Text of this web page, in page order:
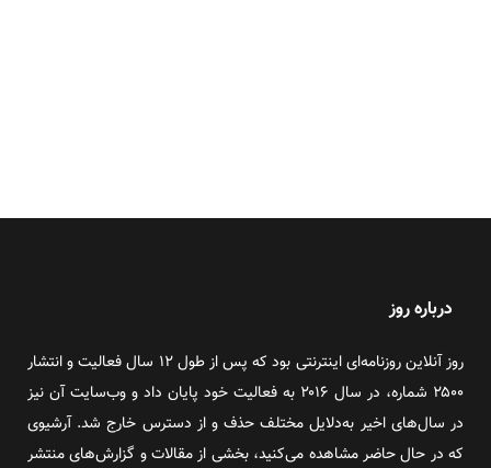
درباره روز
روز آنلاین روزنامه‌ای اینترنتی بود که پس از طول ۱۲ سال فعالیت و انتشار
۲۵۰۰ شماره، در سال ۲۰۱۶ به فعالیت خود پایان داد و وب‌سایت آن نیز
در سال‌های اخیر به‌دلایل مختلف حذف و از دسترس خارج شد. آرشیوی
که در حال حاضر مشاهده می‌کنید، بخشی از مقالات و گزارش‌های منتشر